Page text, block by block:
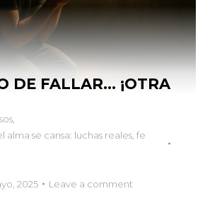
DE FALLAR… ¡OTRA
alma se cansa: luchas reales, fe
2025 Leave a comment